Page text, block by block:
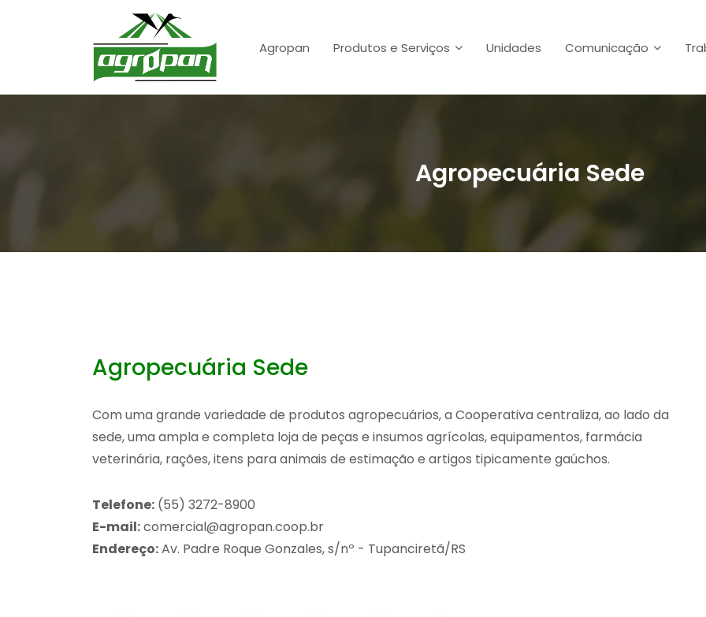
Agropan Produtos e Serviços Unidades Comunicação
Agropecuária Sede
Agropecuária Sede
Com uma grande variedade de produtos agropecuários, a Cooperativa centraliza, ao lado da
sede, uma ampla e completa loja de peças e insumos agrícolas, equipamentos, farmácia
veterinária, rações, itens para animais de estimação e artigos tipicamente gaúchos.
Telefone: (55) 3272-8900
E-mail:comercial@agropan.coop.br
Endereço:Av. Padre Roque Gonzales, s/nº - Tupanciretã/RS